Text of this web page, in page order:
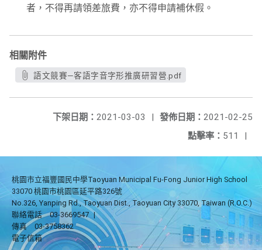
者，不得再請領差旅費，亦不得申請補休假。
相關附件
語文競賽—客語字音字形推廣研習營.pdf
發佈日期： 2021-02-25
下架日期： 2021-03-03
|
點擊率： 511 |
桃園市立福豐國民中學Taoyuan Municipal Fu-Fong Junior High School
33070 桃園市桃園區延平路326號
No.326, Yanping Rd., Taoyuan Dist., Taoyuan City 33070, Taiwan (R.O.C.)
聯絡電話
03-3669547 |
傳真
03-3758362
電子信箱